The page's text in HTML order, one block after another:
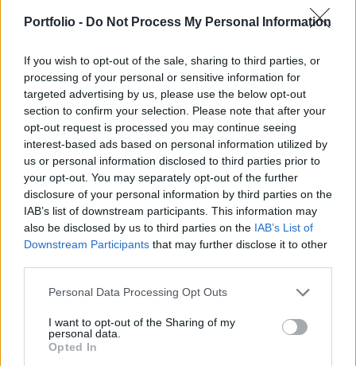
Portfolio - Do Not Process My Personal Information
If you wish to opt-out of the sale, sharing to third parties, or
processing of your personal or sensitive information for
targeted advertising by us, please use the below opt-out
section to confirm your selection. Please note that after your
opt-out request is processed you may continue seeing
interest-based ads based on personal information utilized by
us or personal information disclosed to third parties prior to
your opt-out. You may separately opt-out of the further
disclosure of your personal information by third parties on the
IAB’s list of downstream participants. This information may
also be disclosed by us to third parties on the IAB’s List of
Downstream Participants that may further disclose it to other
Personal Data Processing Opt Outs
I want to opt-out of the Sharing of my
personal data.
Opted In
Innovációs és Technológiai Minisztérium
felelős államtitkára.
Szükséges és eredményes intézkedés a plázastop, amely a
valós igényeken alapuló fejlesztések megvalósítását eddig
sem akadályozta, de a nyakló nélküli beruházásoknak
észszerű gátat szabott - mondta el Cseresnyés Péter.
Indokolt esetekben az illetékes bizottság most is támogatja
az építést, a bővítést vagy az átalakítást, amit az is mutat,
hogy tíz benyújtott...
A keresett cikk a portfolio.hu hírarchívumához
regisztrációhoz kötött.
Az előfizetés a következőket tartalmazza: